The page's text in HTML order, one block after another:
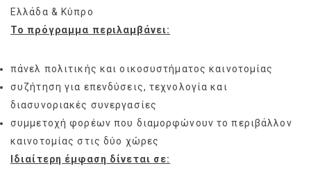
Ελλάδα & Κύπρο
Το πρόγραμμα περιλαμβάνει:
πάνελ πολιτικής και οικοσυστήματος καινοτομίας
συζήτηση για επενδύσεις, τεχνολογία και
διασυνοριακές συνεργασίες
συμμετοχή φορέων που διαμορφώνουν το περιβάλλον
καινοτομίας στις δύο χώρες
Ιδιαίτερη έμφαση δίνεται σε: